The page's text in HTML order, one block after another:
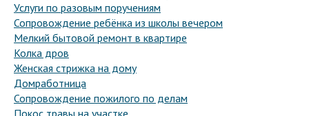
Услуги по разовым поручениям
Сопровождение ребёнка из школы вечером
Мелкий бытовой ремонт в квартире
Колка дров
Женская стрижка на дому
Домработница
Сопровождение пожилого по делам